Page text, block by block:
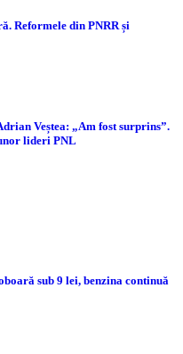
Reformele din PNRR și
Veștea: „Am fost surprins”.
lideri PNL
sub 9 lei, benzina continuă